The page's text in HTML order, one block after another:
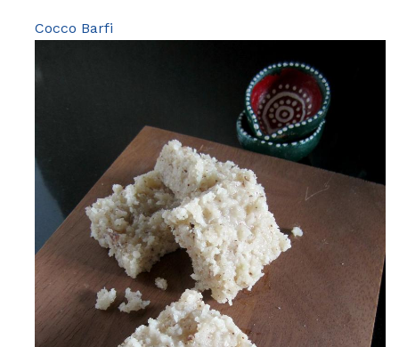
Cocco Barfi